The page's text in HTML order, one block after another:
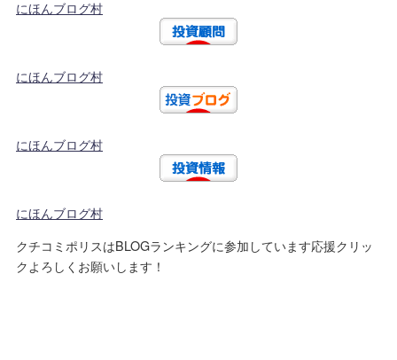
にほんブログ村
にほんブログ村
にほんブログ村
にほんブログ村
クチコミポリスはBLOGランキングに参加しています応援クリッ
クよろしくお願いします！